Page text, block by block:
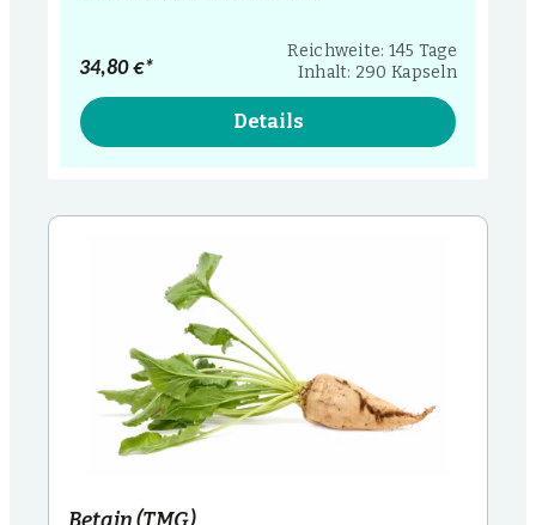
Reichweite: 145 Tage
Inhalt: 290 Kapseln
34,80 €*
Details